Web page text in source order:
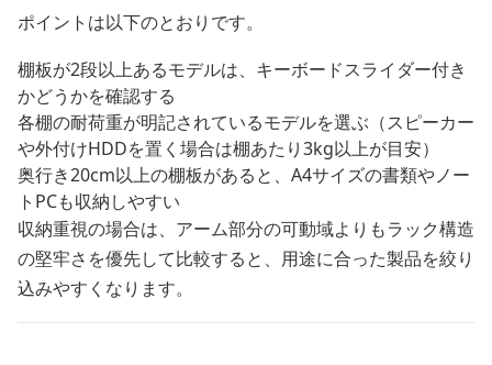
ポイントは以下のとおりです。
棚板が2段以上あるモデルは、キーボードスライダー付き
かどうかを確認する
各棚の耐荷重が明記されているモデルを選ぶ（スピーカー
や外付けHDDを置く場合は棚あたり3kg以上が目安）
奥行き20cm以上の棚板があると、A4サイズの書類やノー
トPCも収納しやすい
収納重視の場合は、アーム部分の可動域よりもラック構造
の堅牢さを優先して比較すると、用途に合った製品を絞り
込みやすくなります。